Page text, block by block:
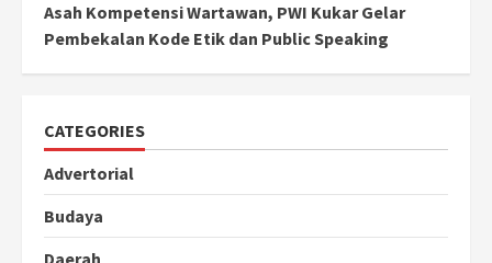
Asah Kompetensi Wartawan, PWI Kukar Gelar
Pembekalan Kode Etik dan Public Speaking
CATEGORIES
Advertorial
Budaya